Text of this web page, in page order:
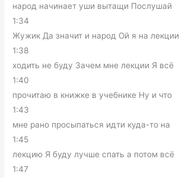
народ начинает уши вытащи Послушай
1:34
Жужик Да значит и народ Ой я на лекции
1:38
ходить не буду Зачем мне лекции Я всё
1:40
прочитаю в книжке в учебнике Ну и что
1:43
мне рано просыпаться идти куда-то на
1:45
лекцию Я буду лучше спать а потом всё
1:47